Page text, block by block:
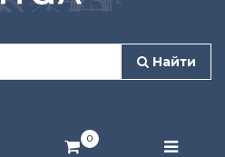
Найти
0